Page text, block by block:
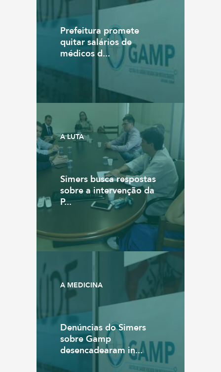
Prefeitura promete
quitar salários de
médicos d...
A LUTA
Simers busca respostas
sobre a intervenção da
P...
A MEDICINA
Denúncias do Simers
sobre Gamp
desencadearam in...